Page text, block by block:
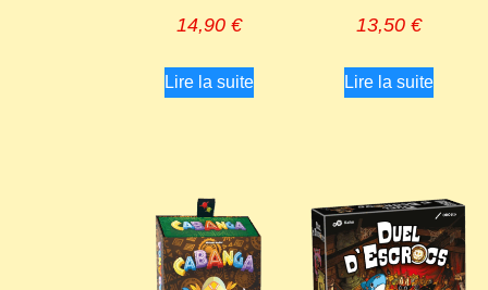
14,90 €
Lire la suite
13,50 €
Lire la suite